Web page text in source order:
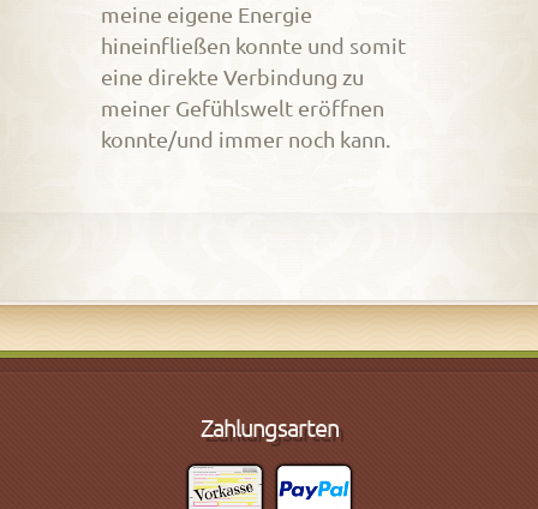
meine eigene Energie
hineinfließen konnte und somit
eine direkte Verbindung zu
meiner Gefühlswelt eröffnen
konnte/und immer noch kann.
Zahlungsarten